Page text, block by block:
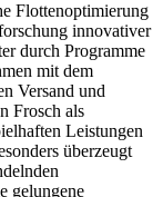
Flottenoptimierung
innovativer
durch Programme
mit dem
Versand und
Frosch als
Leistungen
überzeugt
gelungene